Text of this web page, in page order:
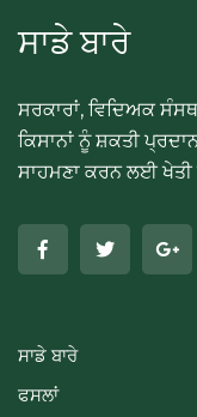
ਸਾਡੇ ਬਾਰੇ
ਸਰਕਾਰਾਂ, ਵਿਦਿਅਕ
ਕਿਸਾਨਾਂ ਨੂੰ ਸ਼ਕਤੀ
ਸਾਹਮਣਾ ਕਰਨ ਲਈ
ਸਾਡੇ ਬਾਰੇ
ਫਸਲਾਂ